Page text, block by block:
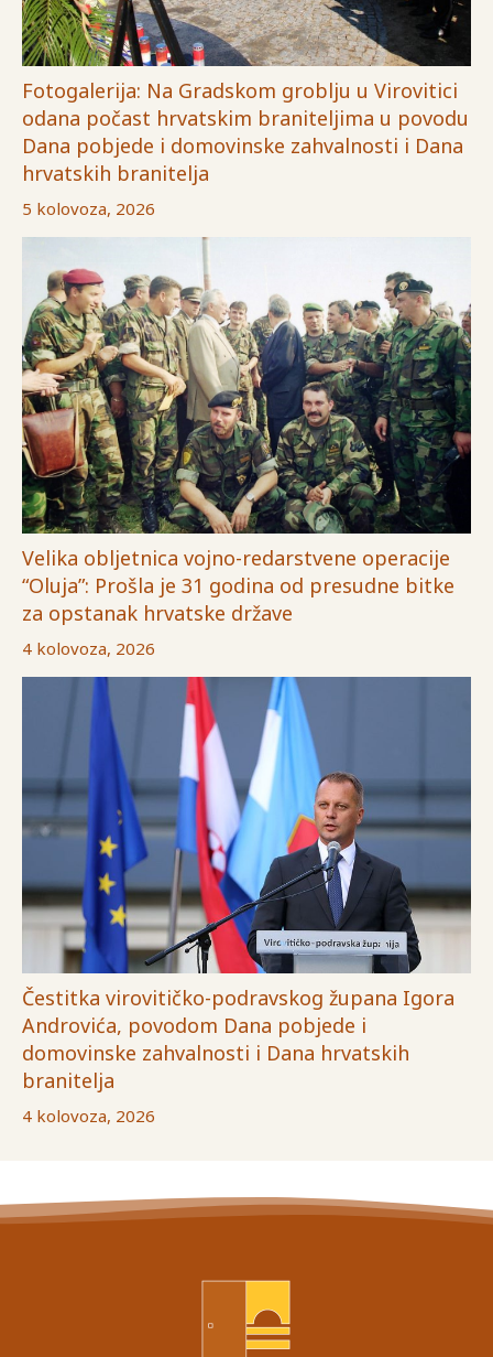
Fotogalerija: Na Gradskom groblju u Virovitici
odana počast hrvatskim braniteljima u povodu
Dana pobjede i domovinske zahvalnosti i Dana
hrvatskih branitelja
5 kolovoza, 2026
Velika obljetnica vojno-redarstvene operacije
“Oluja”: Prošla je 31 godina od presudne bitke
za opstanak hrvatske države
4 kolovoza, 2026
Čestitka virovitičko-podravskog župana Igora
Androvića, povodom Dana pobjede i
domovinske zahvalnosti i Dana hrvatskih
branitelja
4 kolovoza, 2026